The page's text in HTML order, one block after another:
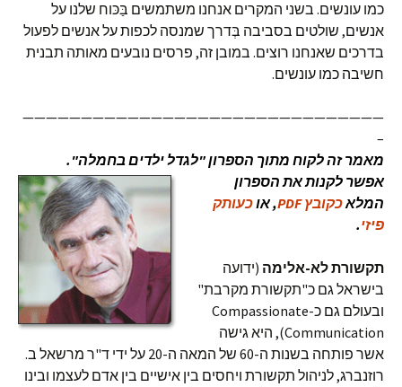
כמו עונשים. בשני המקרים אנחנו משתמשים בַּכּוח שלנו על
אנשים, שולטים בסביבה בְּדרך שמנסה לכפות על אנשים לפעול
בדרכים שאנחנו רוצים. במובן זה, פרסים נובעים מאותה תבנית
חשיבה כמו עונשים.
———————————————————————————————
–
מאמר זה לקוח מתוך הספרון "לגדל ילדים בחמלה".
אפשר לקנות את הספרון
המלאכקובץ PDF , אוכעותק
פיזי.
תקשורת לא-אלימה (ידועה
בישראל גם כ"תקשורת מקרבת"
ובעולם גם כ-Compassionate
Communication), היא גישה
אשר פותחה בשנות ה-60 של המאה ה-20 על ידי ד"ר מרשאל ב.
רוזנברג, לניהול תקשורת ויחסים בין אישיים בין אדם לעצמו ובינו